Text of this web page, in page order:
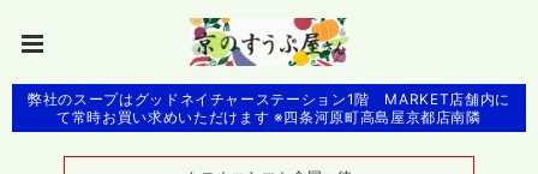
弊社のスープはグッドネイチャーステーション1階 MARKET店舗内に
て常時お買い求めいただけます ※四条河原町高島屋京都店南隣